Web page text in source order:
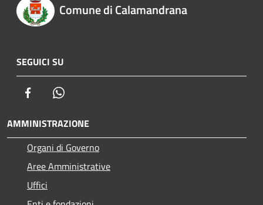
Comune di Calamandrana
SEGUICI SU
Facebook
AMMINISTRAZIONE
Organi di Governo
Aree Amministrative
Uffici